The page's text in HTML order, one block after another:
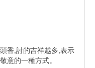
香,討的吉祥越多,表示
意的一種方式。